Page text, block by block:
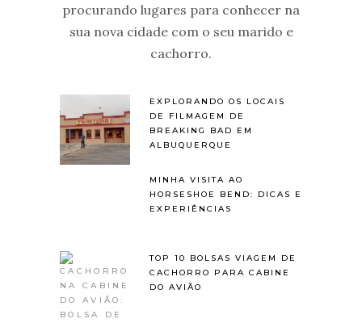
procurando lugares para conhecer na
sua nova cidade com o seu marido e
cachorro.
EXPLORANDO OS LOCAIS
DE FILMAGEM DE
BREAKING BAD EM
ALBUQUERQUE
MINHA VISITA AO
HORSESHOE BEND: DICAS E
EXPERIÊNCIAS
TOP 10 BOLSAS VIAGEM DE
CACHORRO PARA CABINE
DO AVIÃO